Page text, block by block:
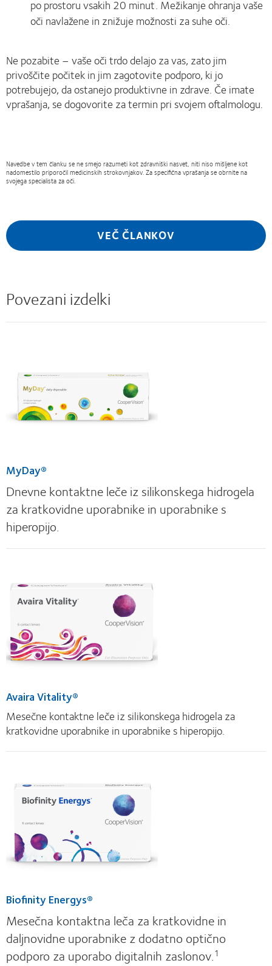
po prostoru vsakih 20 minut. Mežikanje ohranja vaše
oči navlažene in znižuje možnosti za suhe oči.
Ne pozabite – vaše oči trdo delajo za vas, zato jim
privoščite počitek in jim zagotovite podporo, ki jo
potrebujejo, da ostanejo produktivne in zdrave. Če imate
vprašanja, se dogovorite za termin pri svojem oftalmologu.
Navedbe v tem članku se ne smejo razumeti kot zdravniški nasvet, niti niso mišljene kot
nadomestilo priporočil medicinskih strokovnjakov. Za specifična vprašanja se obrnite na
svojega specialista za oči.
VEČ ČLANKOV
Povezani izdelki
MyDay®
Dnevne kontaktne leče iz silikonskega hidrogela
za kratkovidne uporabnike in uporabnike s
hiperopijo.
Avaira Vitality®
Mesečne kontaktne leče iz silikonskega hidrogela za
kratkovidne uporabnike in uporabnike s hiperopijo.
Biofinity Energys®
Mesečna kontaktna leča za kratkovidne in
daljnovidne uporabnike z dodatno optično
podporo za uporabo digitalnih zaslonov.1